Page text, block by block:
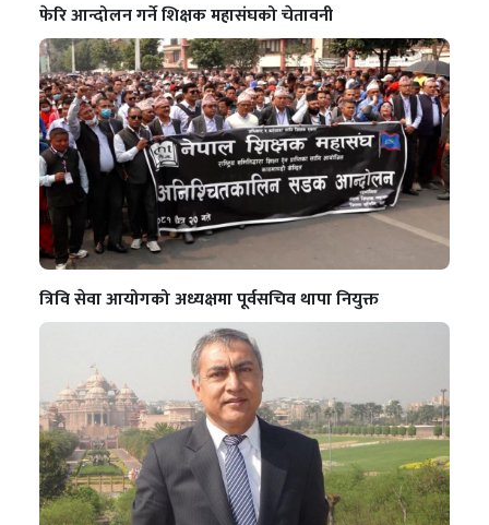
फेरि आन्दोलन गर्ने शिक्षक महासंघको चेतावनी
त्रिवि सेवा आयोगको अध्यक्षमा पूर्वसचिव थापा नियुक्त